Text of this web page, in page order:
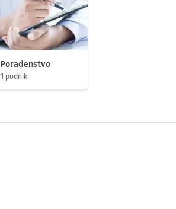
Poradenstvo
1 podnik